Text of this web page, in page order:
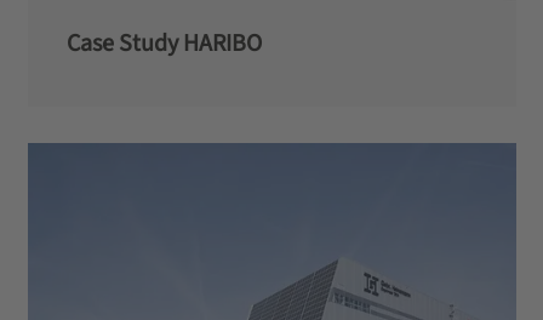
Case Study HARIBO